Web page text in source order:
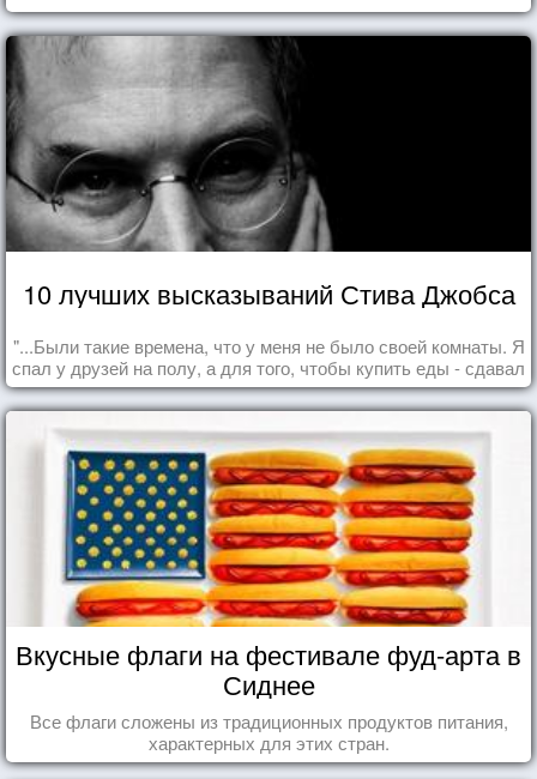
10 лучших высказываний Стива Джобса
"...Были такие времена, что у меня не было своей комнаты. Я
спал у друзей на полу, а для того, чтобы купить еды - сдавал
бутылки из под кока-колы"
Вкусные флаги на фестивале фуд-арта в
Сиднее
Все флаги сложены из традиционных продуктов питания,
характерных для этих стран.